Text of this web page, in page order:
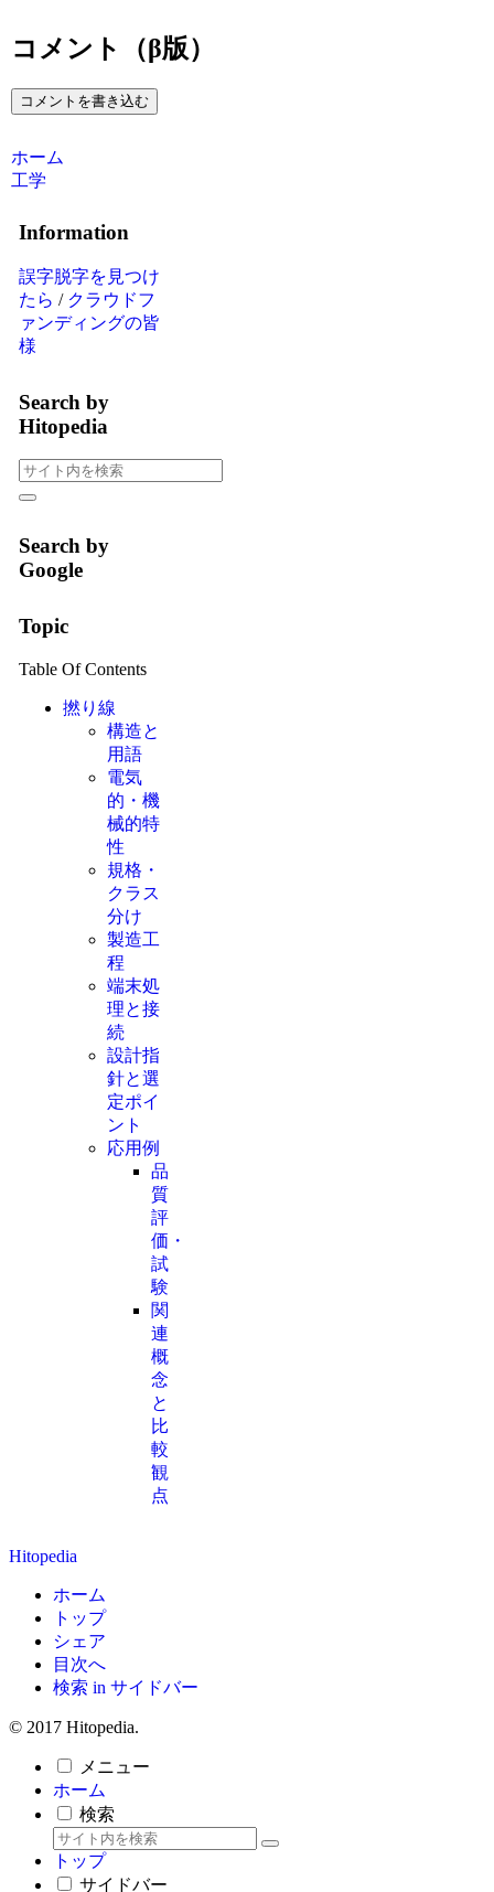
コメント（β版）
コメントを書き込む
ホーム
工学
Information
誤字脱字を見つけ
たら / クラウドフ
ァンディングの皆
様
Search by
Hitopedia
Search by
Google
Topic
Table Of Contents
撚り線
構造と
用語
電気
的・機
械的特
性
規格・
クラス
分け
製造工
程
端末処
理と接
続
設計指
針と選
定ポイ
ント
応用例
品
質
評
価・
試
験
関
連
概
念
と
比
較
観
点
Hitopedia
ホーム
トップ
シェア
目次へ
検索 in サイドバー
© 2017 Hitopedia.
メニュー
ホーム
検索
トップ
サイドバー